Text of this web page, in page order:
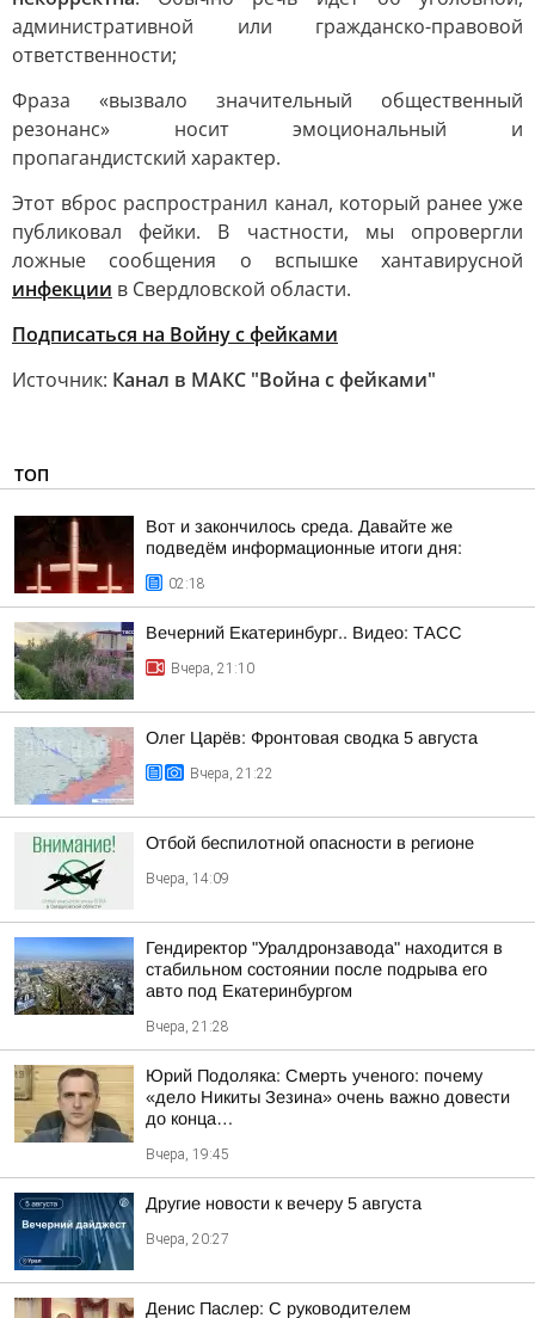
административной или гражданско-правовой
ответственности;
Фраза «вызвало значительный общественный
резонанс» носит эмоциональный и
пропагандистский характер.
Этот вброс распространил канал, который ранее уже
публиковал фейки. В частности, мы опровергли
ложные сообщения о вспышке хантавирусной
инфекции в Свердловской области.
Подписаться на Войну с фейками
Источник: Канал в МАКС "Война с фейками"
ТОП
Вот и закончилось среда. Давайте же
подведём информационные итоги дня:
02:18
Вечерний Екатеринбург.. Видео: ТАСС
Вчера, 21:10
Олег Царёв: Фронтовая сводка 5 августа
Вчера, 21:22
Отбой беспилотной опасности в регионе
Вчера, 14:09
Гендиректор "Уралдронзавода" находится в
стабильном состоянии после подрыва его
авто под Екатеринбургом
Вчера, 21:28
Юрий Подоляка: Смерть ученого: почему
«дело Никиты Зезина» очень важно довести
до конца…
Вчера, 19:45
Другие новости к вечеру 5 августа
Вчера, 20:27
Денис Паслер: С руководителем